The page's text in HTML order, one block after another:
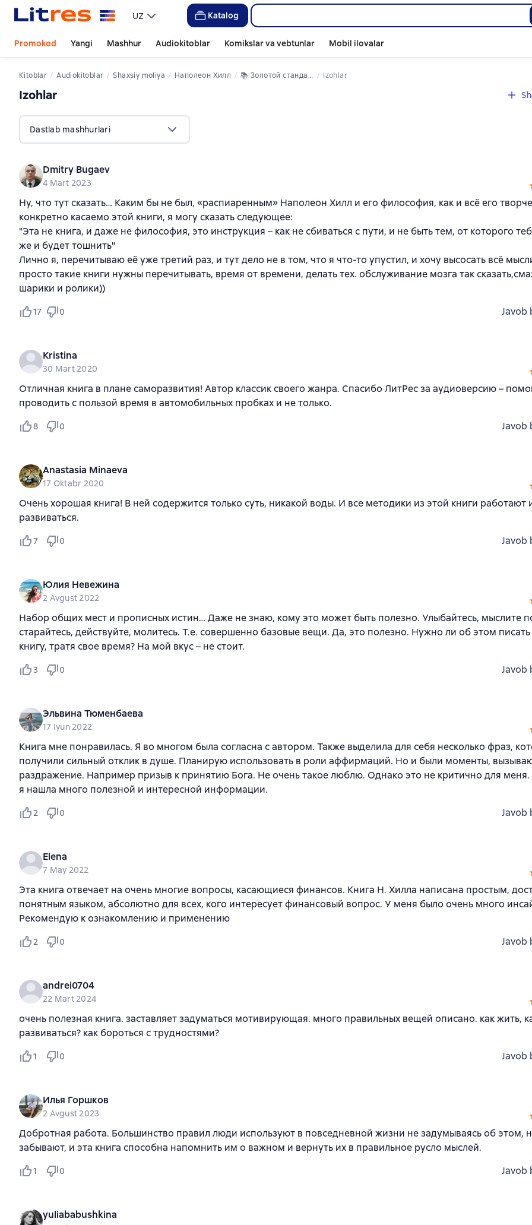
UZ Katalog
Promokod Yangi Mashhur Audiokitoblar Komikslar va vebtunlar Mobil ilovalar
Kitoblar Audiokitoblar shaxsiy moliya Наполеон Хилл 📚 Золотой стандарт успеха и богатства. 52 правила Izohlar
Izohlar
Dastlab mashhurlari
Dmitry Bugaev
4 Mart 2023
Ну, что тут сказать… Каким бы не был, «распиаренным» Наполеон Хилл и его философия, как и всё его
конкретно касаемо этой книги, я могу сказать следующее:
"Эта не книга, и даже не философия, это инструкция – как не сбиваться с пути, и не быть тем, от которого
же и будет тошнить"
Лично я, перечитываю её уже третий раз, и тут дело не в том, что я что-то упустил, и хочу высосать всё
просто такие книги нужны перечитывать, время от времени, делать тех. обслуживание мозга так
шарики и ролики))
17 0 Javob
Kristina
30 Mart 2020
Отличная книга в плане саморазвития! Автор классик своего жанра. Спасибо ЛитРес за аудиоверсию –
проводить с пользой время в автомобильных пробках и не только.
8 0 Javob
Anastasia Minaeva
17 Oktabr 2020
Очень хорошая книга! В ней содержится только суть, никакой воды. И все методики из этой книги работают
развиваться.
7 0 Javob
Юлия Невежина
2 Avgust 2022
Набор общих мест и прописных истин… Даже не знаю, кому это может быть полезно. Улыбайтесь, мыслите
старайтесь, действуйте, молитесь. Т.е. совершенно базовые вещи. Да, это полезно. Нужно ли об этом
книгу, тратя свое время? На мой вкус – не стоит.
3 0 Javob
Эльвина Тюменбаева
17 Iyun 2022
Книга мне понравилась. Я во многом была согласна с автором. Также выделила для себя несколько фраз,
получили сильный отклик в душе. Планирую использовать в роли аффирмаций. Но и были моменты,
раздражение. Например призыв к принятию Бога. Не очень такое люблю. Однако это не критично для
я нашла много полезной и интересной информации.
2 0 Javob
Elena
7 May 2022
Эта книга отвечает на очень многие вопросы, касающиеся финансов. Книга Н. Хилла написана простым,
понятным языком, абсолютно для всех, кого интересует финансовый вопрос. У меня было очень много
Рекомендую к ознакомлению и применению
2 0 Javob
andrei0704
22 Mart 2024
очень полезная книга. заставляет задуматься мотивирующая. много правильных вещей описано. как жить,
развиваться? как бороться с трудностями?
1 0 Javob
Илья Горшков
2 Avgust 2023
Добротная работа. Большинство правил люди используют в повседневной жизни не задумываясь об этом,
забывают, и эта книга способна напомнить им о важном и вернуть их в правильное русло мыслей.
1 0 Javob
yuliababushkina